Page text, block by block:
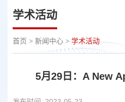
学术活动
首页 > 新闻中心 > 学术活动
5月29日：A New